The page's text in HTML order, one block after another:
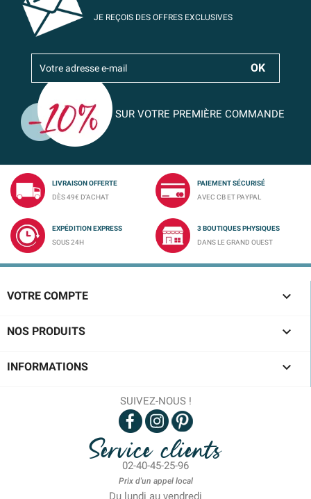
JE REÇOIS DES OFFRES EXCLUSIVES
SUR VOTRE PREMIÈRE COMMANDE
LIVRAISON OFFERTE
DÈS 49€ D'ACHAT
PAIEMENT SÉCURISÉ
AVEC CB ET PAYPAL
EXPÉDITION EXPRESS
SOUS 24H
3 BOUTIQUES PHYSIQUES
DANS LE GRAND OUEST
VOTRE COMPTE 
NOS PRODUITS 
INFORMATIONS 
SUIVEZ-NOUS !
Service clients
02-40-45-25-96
Prix d'un appel local
Du lundi au vendredi